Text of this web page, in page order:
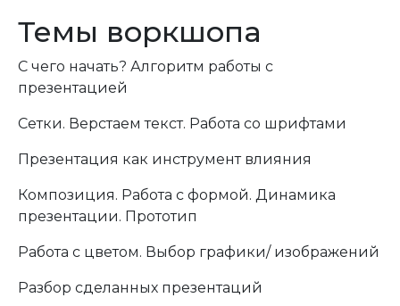
Темы воркшопа
С чего начать? Алгоритм работы с
презентацией
Сетки. Верстаем текст. Работа со шрифтами
Презентация как инструмент влияния
Композиция. Работа с формой. Динамика
презентации. Прототип
Работа с цветом. Выбор графики/ изображений
Разбор сделанных презентаций